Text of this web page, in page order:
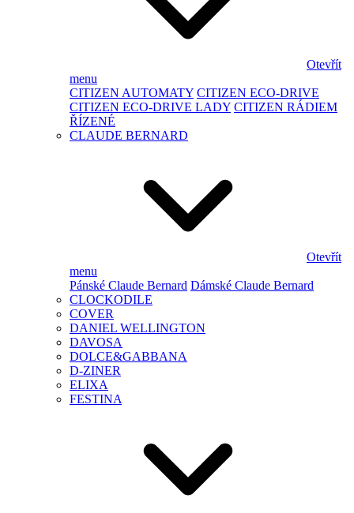
Otevřít
menu
CITIZEN AUTOMATY CITIZEN ECO-DRIVE
CITIZEN ECO-DRIVE LADY CITIZEN RÁDIEM
ŘÍZENÉ
CLAUDE BERNARD
Otevřít
menu
Pánské Claude Bernard Dámské Claude Bernard
CLOCKODILE
COVER
DANIEL WELLINGTON
DAVOSA
DOLCE&GABBANA
D-ZINER
ELIXA
FESTINA